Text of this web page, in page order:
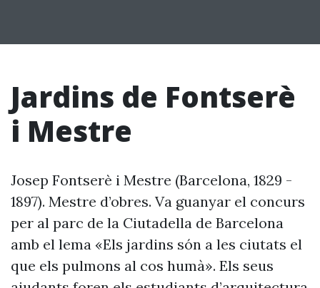
Jardins de Fontserè
i Mestre
Josep Fontserè i Mestre (Barcelona, 1829 -
1897). Mestre d’obres. Va guanyar el concurs
per al parc de la Ciutadella de Barcelona
amb el lema «Els jardins són a les ciutats el
que els pulmons al cos humà». Els seus